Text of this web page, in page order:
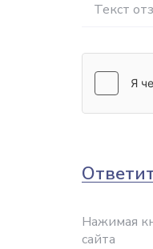
Текст
Нажимая
сайта